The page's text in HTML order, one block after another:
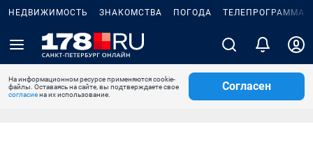
НЕДВИЖИМОСТЬ ЗНАКОМСТВА ПОГОДА ТЕЛЕПРОГРАММА
На информационном ресурсе применяются cookie-
файлы. Оставаясь на сайте, вы подтверждаете свое
согласиена их использование.
Согласен